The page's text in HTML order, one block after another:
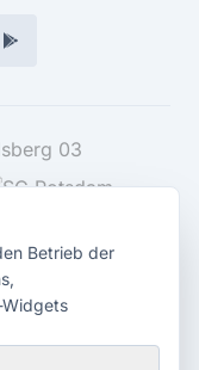
Betrieb der